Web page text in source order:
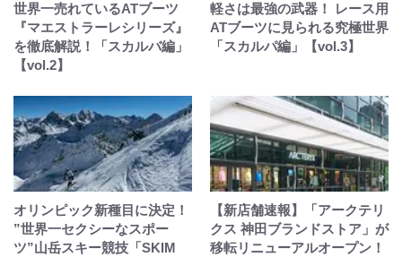
世界一売れているATブーツ
『マエストラーレシリーズ』
を徹底解説！「スカルバ編」
【vol.2】
軽さは最強の武器！ レース用
ATブーツに見られる究極世界
「スカルパ編」【vol.3】
オリンピック新種目に決定！
”世界一セクシーなスポー
ツ”山岳スキー競技「SKIM
【新店舗速報】「アークテリ
クス 神田ブランドストア」が
移転リニューアルオープン！